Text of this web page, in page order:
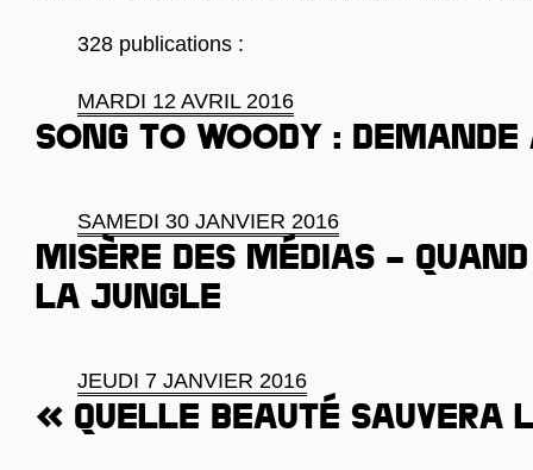
328 publications :
MARDI 12 AVRIL 2016
Song to Woody :
SAMEDI 30 JANVIER 2016
Misère des médias –
la Jungle
JEUDI 7 JANVIER 2016
« Quelle beauté sauvera